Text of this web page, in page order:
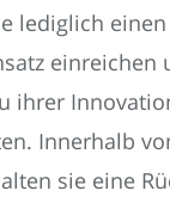
lediglich
einreichen
ihrer
Innerhalb
sie eine